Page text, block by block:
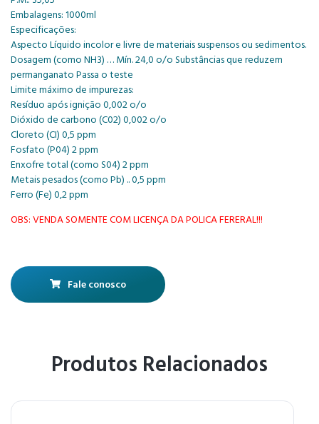
Embalagens: 1000ml
Especificações:
Aspecto Líquido incolor e livre de materiais suspensos ou sedimentos.
Dosagem (como NH3) … Mín. 24,0 o/o Substâncias que reduzem
permanganato Passa o teste
Limite máximo de impurezas:
Resíduo após ignição 0,002 o/o
Dióxido de carbono (C02) 0,002 o/o
Cloreto (CI) 0,5 ppm
Fosfato (P04) 2 ppm
Enxofre total (como S04) 2 ppm
Metais pesados (como Pb) .. 0,5 ppm
Ferro (Fe) 0,2 ppm
OBS: VENDA SOMENTE COM LICENÇA DA POLICA FERERAL!!!
Fale conosco
Produtos Relacionados